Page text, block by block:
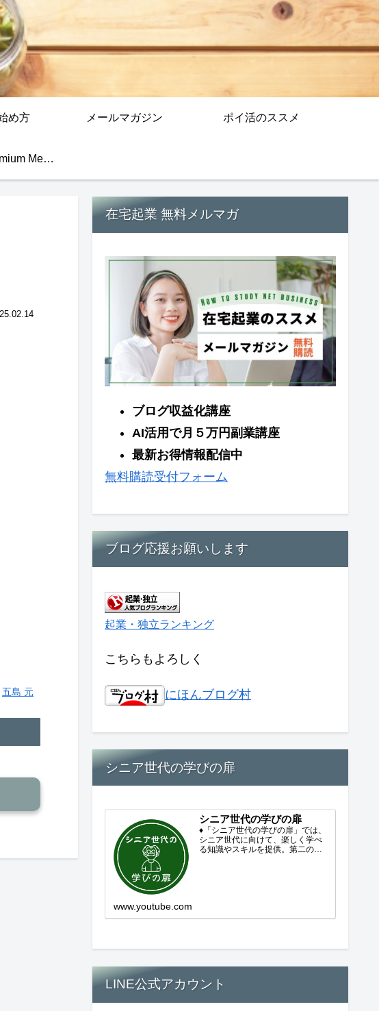
め方 メールマガジン ポイ活のススメ
Hide Ads for Premium Members
五島 元
在宅起業 無料メルマガ
ブログ収益化講座
AI活用で月５万円副業講座
最新お得情報配信中
無料購読受付フォーム
ブログ応援お願いします
起業・独立ランキング
こちらもよろしく
にほんブログ村
シニア世代の学びの扉
シニア世代の学びの扉
♦「シニア世代の学びの扉」では、
シニア世代に向けて、楽しく学べ
る知識やスキルを提供。第二の人
www.youtube.com
LINE公式アカウント